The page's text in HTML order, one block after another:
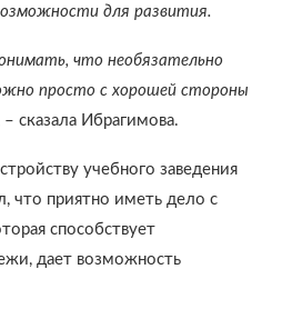
для развития.
что необязательно
просто с хорошей стороны
– сказала Ибрагимова.
учебного заведения
что приятно иметь дело с
способствует
дает возможность